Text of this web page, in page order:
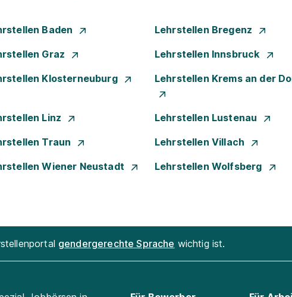
Baden Lehrstellen Bregenz
Graz Lehrstellen Innsbruck
Klosterneuburg Lehrstellen Krems an der
Linz Lehrstellen Lustenau
Traun Lehrstellen Villach
Wiener Neustadt Lehrstellen Wolfsberg
gendergerechte Sprache wichtig ist.